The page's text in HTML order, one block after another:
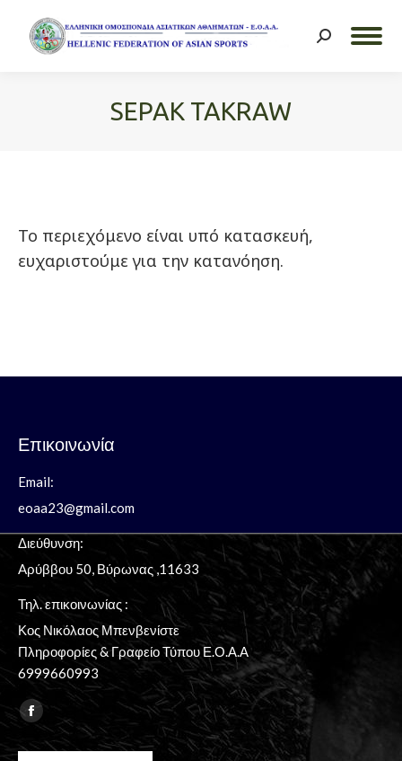
Search:
SEPAK TAKRAW
Το περιεχόμενο είναι υπό κατασκευή,
ευχαριστούμε για την κατανόηση.
Επικοινωνία
Email:
eoaa23@gmail.com
Διεύθυνση:
Aρύββου 50, Βύρωνας ,11633
Τηλ. επικοινωνίας :
Κος Νικόλαος Μπενβενίστε
Πληροφορίες & Γραφείο Τύπου Ε.Ο.Α.Α
6999660993
Find us on:
Facebook
page